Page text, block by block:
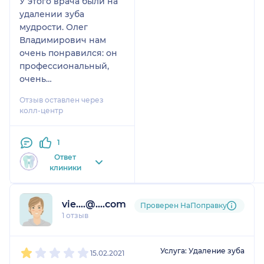
удалении зуба
мудрости. Олег
Владимирович нам
очень понравился: он
профессиональный,
очень
ответил на все
вопросы пациентки
возможность
поприсутствовать,
чтобы мы могли вместе
решение: сколько
зубов удалять, сразу
или поочередно. В
быстро удалил зуб,
совершенно без каких-
Отзыв оставлен через
колл-центр
1
Ответ
клиники
vie....@....com
1 отзыв
Проверен НаПоправку
15.02.2021 Услуга: Удаление зуба